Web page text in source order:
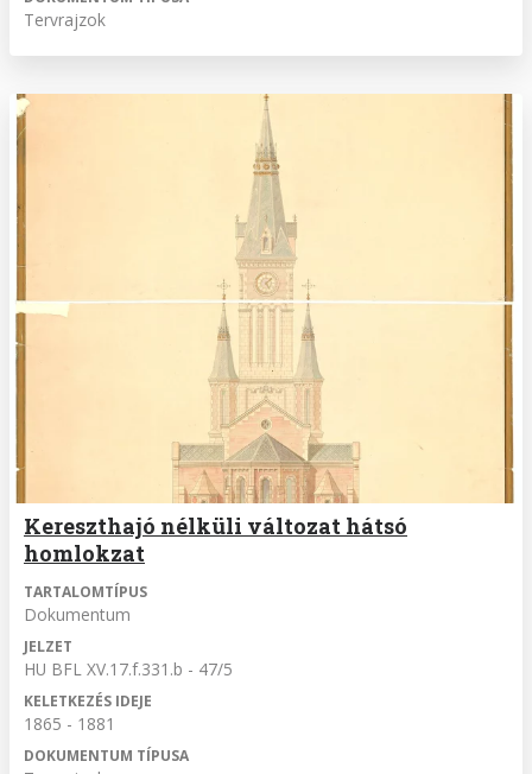
Tervrajzok
Kereszthajó nélküli változat hátsó
homlokzat
TARTALOMTÍPUS
Dokumentum
JELZET
HU BFL XV.17.f.331.b - 47/5
KELETKEZÉS IDEJE
1865 - 1881
DOKUMENTUM TÍPUSA